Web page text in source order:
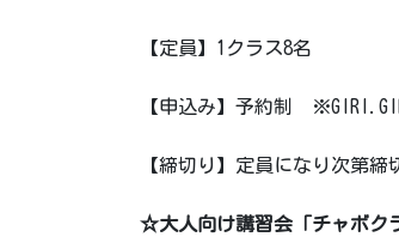
【定員】1クラス8名
【申込み】予約制
【締切り】定員になり次第締
☆大人向け講習会「チャボク